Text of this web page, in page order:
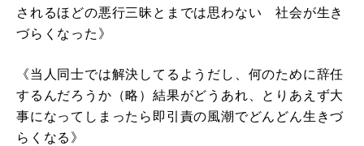
されるほどの悪行三昧とまでは思わない 社会が生き
づらくなった》
《当人同士では解決してるようだし、何のために辞任
するんだろうか（略）結果がどうあれ、とりあえず大
事になってしまったら即引責の風潮でどんどん生きづ
らくなる》